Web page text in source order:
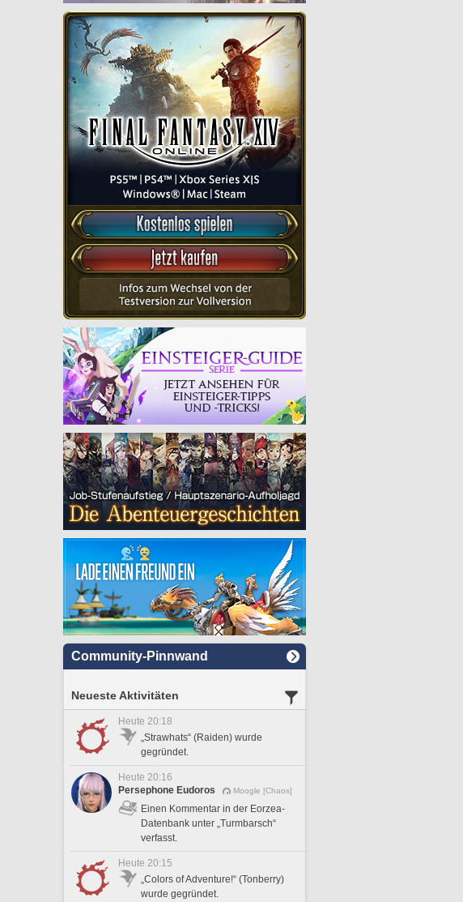
Community-Pinnwand
Neueste Aktivitäten
Heute 20:18
„Strawhats“ (Raiden) wurde
gegründet.
Heute 20:16
Persephone Eudoros
Moogle [Chaos]
Einen Kommentar in der Eorzea-
Datenbank unter „Turmbarsch“
verfasst.
Heute 20:15
„Colors of Adventure!“ (Tonberry)
wurde gegründet.